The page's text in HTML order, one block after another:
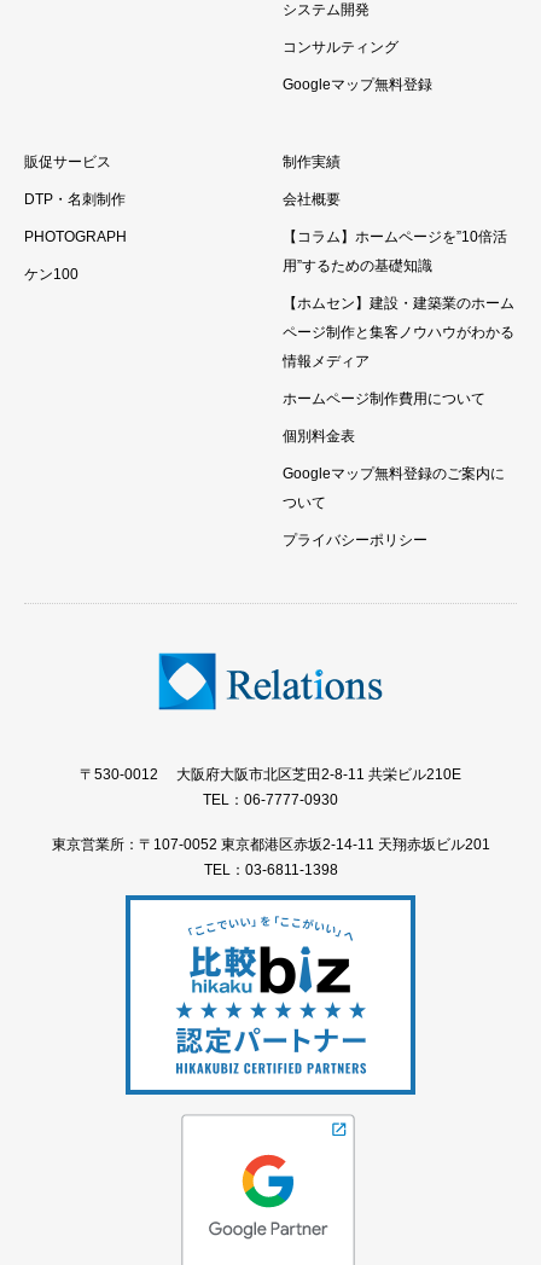
システム開発
コンサルティング
Googleマップ無料登録
販促サービス
DTP・名刺制作
PHOTOGRAPH
ケン100
制作実績
会社概要
【コラム】ホームページを”10倍活
用”するための基礎知識
【ホムセン】建設・建築業のホーム
ページ制作と集客ノウハウがわかる
情報メディア
ホームページ制作費用について
個別料金表
Googleマップ無料登録のご案内に
ついて
プライバシーポリシー
〒530-0012 大阪府大阪市北区芝田2-8-11 共栄ビル210E
TEL：06-7777-0930
東京営業所：〒107-0052 東京都港区赤坂2-14-11 天翔赤坂ビル201
TEL：03-6811-1398